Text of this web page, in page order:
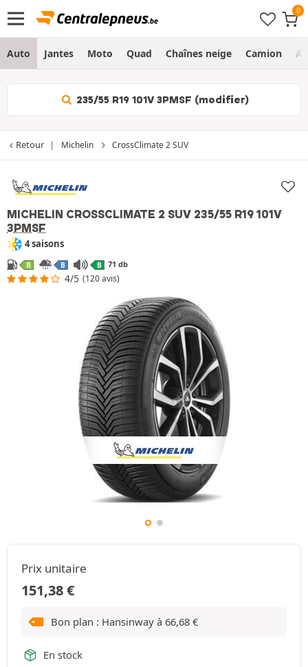
Auto Jantes Moto Quad Chaînes neige Camion
235/55 R19 101V 3PMSF (modifier)
Retour Michelin CrossClimate 2 SUV
MICHELIN CROSSCLIMATE 2 SUV 235/55 R19 101V
3PMSF
4 saisons
B B B 71 db
4/5 (120 avis)
Prix unitaire
151,38€
Bon plan : Hansinway à 66,68 €
En stock